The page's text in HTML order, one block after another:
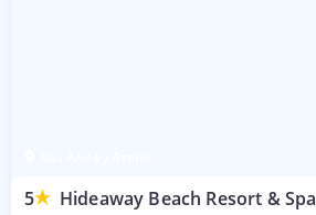
5 Hideaway Beach Resort & Spa